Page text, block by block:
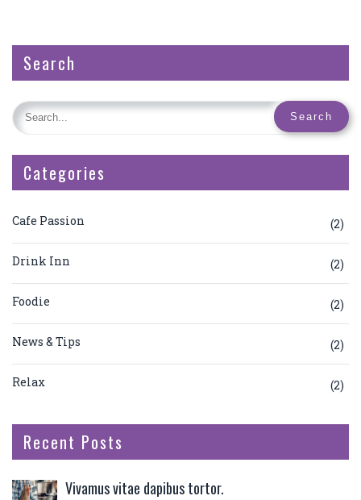
Search
Categories
Cafe Passion (2)
Drink Inn (2)
Foodie (2)
News & Tips (2)
Relax (2)
Recent Posts
Vivamus vitae dapibus tortor.